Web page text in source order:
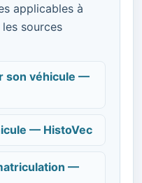
applicables à
sources
son véhicule —
— HistoVec
—